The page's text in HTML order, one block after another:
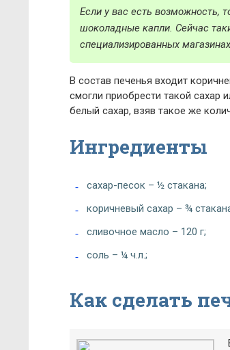
Если у вас есть возможность,
шоколадные капли. Сейчас
специализированных
В состав печенья входит
смогли приобрести такой сахар
белый сахар, взяв такое же
Ингредиенты
сахар-песок – ½ стакана;
коричневый сахар – ¾
сливочное масло – 120 г;
соль – ¼ ч.л.;
Как сделать